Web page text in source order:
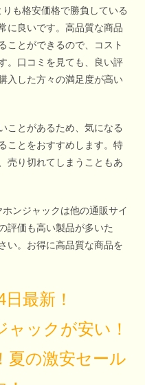
も格安価格で勝負している
に良いです。高品質な商品
ことができるので、コスト
。口コミを見ても、良い評
入した方々の満足度が高い
ことがあるため、気になる
ことをおすすめします。特
売り切れてしまうこともあ
ンジャックは他の通販サイ
評価も高い製品が多いた
い。お得に高品質な商品を
最新！
ックが安い！
夏の激安セール